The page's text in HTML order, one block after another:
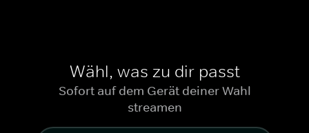
Wähl, was zu dir passt
Sofort auf dem Gerät deiner Wahl
streamen